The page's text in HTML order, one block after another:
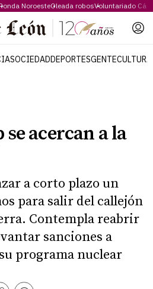
NoroesteOleada robosVoluntariado
SOCIEDADDEPORTESGENTECULTURA
acercan a la
a corto plazo un
para salir del callejón
Contempla reabrir
sanciones a
programa nuclear